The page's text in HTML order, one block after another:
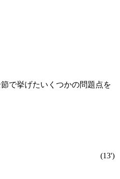
で挙げたいくつかの問題点を
(13')